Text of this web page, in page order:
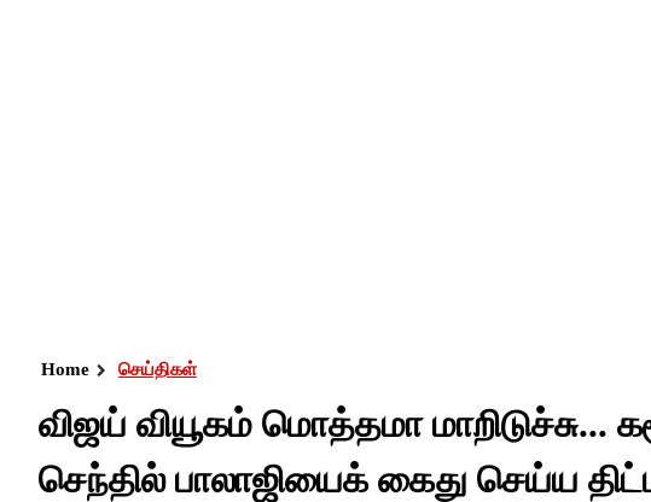
Home செய்திகள்
விஜய் வியூகம் மொத்தமா மாறிடுச்சு...
செந்தில் பாலாஜியைக் கைது செய்ய